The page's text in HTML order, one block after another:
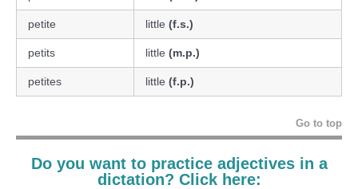
petite little (f.s.)
petits little (m.p.)
petites little (f.p.)
Go to top
Do you want to practice adjectives in a
dictation? Click here: